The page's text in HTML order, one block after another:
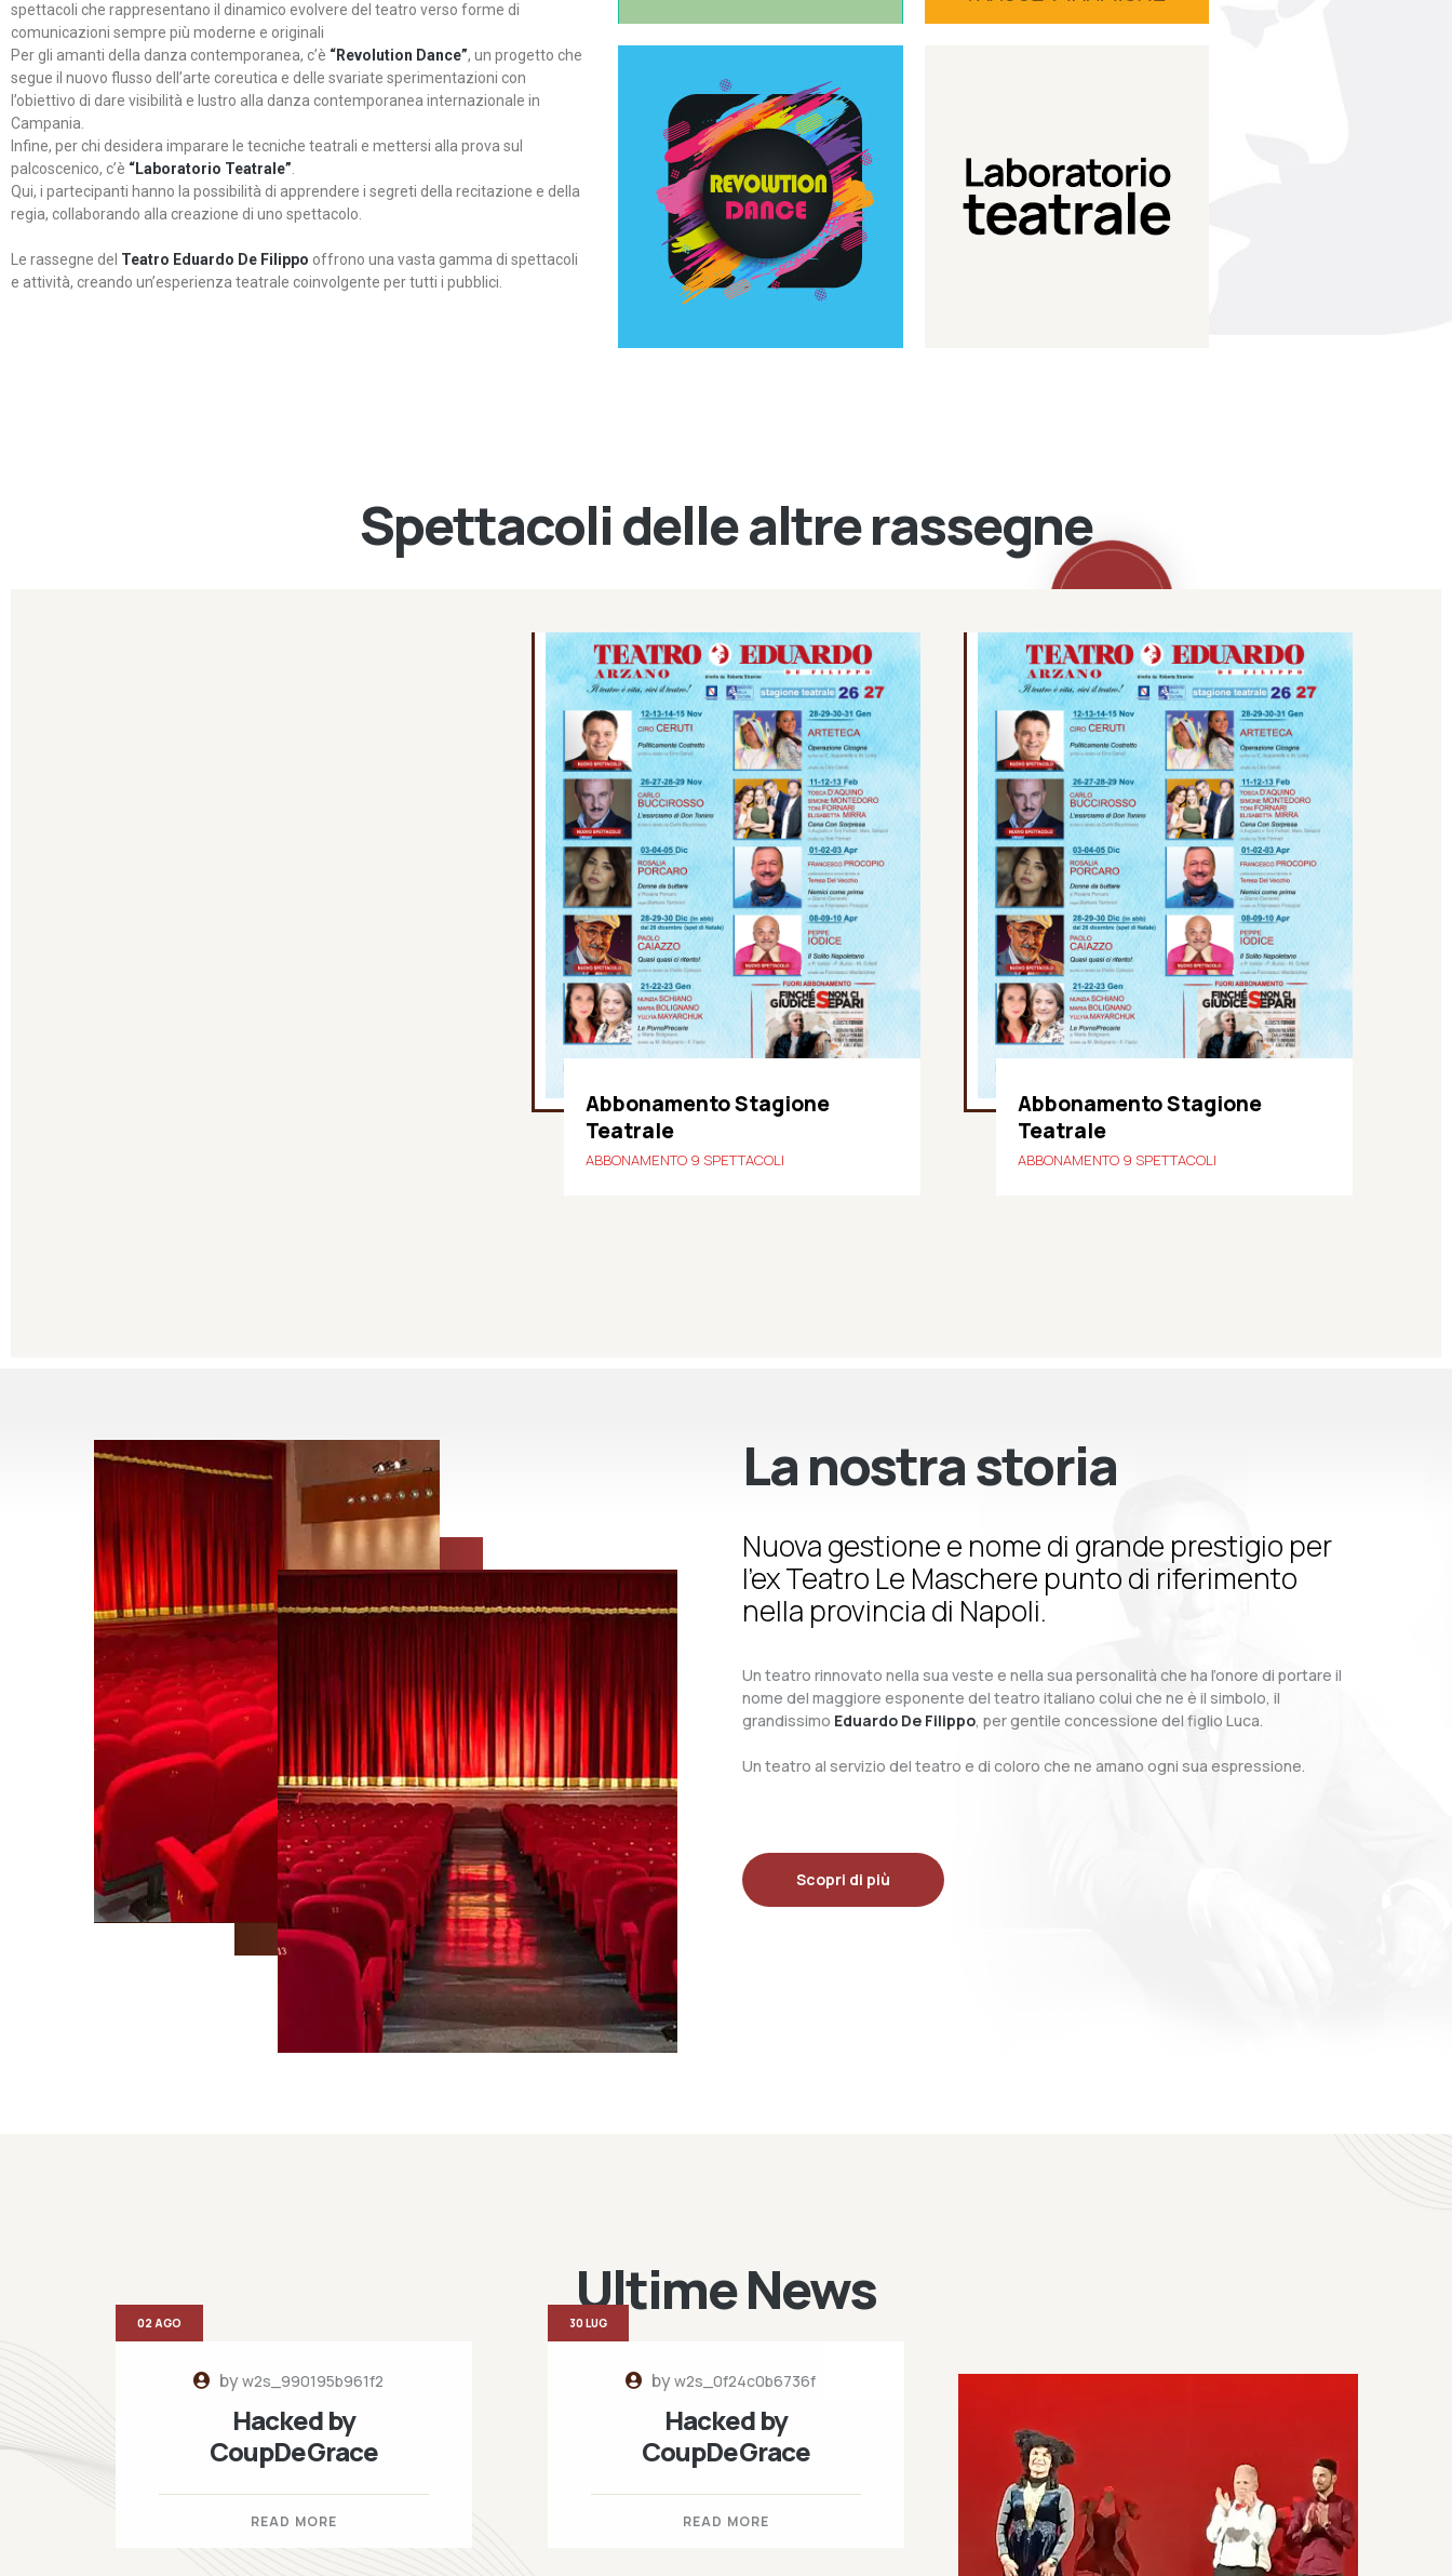
spettacoli che rappresentano il dinamico evolvere del teatro verso forme di
comunicazioni sempre più moderne e originali
Per gli amanti della danza contemporanea, c’è “Revolution Dance”, un progetto che
segue il nuovo flusso dell’arte coreutica e delle svariate sperimentazioni con
l’obiettivo di dare visibilità e lustro alla danza contemporanea internazionale in
Campania.
Infine, per chi desidera imparare le tecniche teatrali e mettersi alla prova sul
palcoscenico, c’è “Laboratorio Teatrale”
Qui, i partecipanti hanno la possibilità di apprendere i segreti della recitazione e della
regia, collaborando alla creazione di uno spettacolo.
Le rassegne del Teatro Eduardo De Filippo offrono una vasta gamma di spettacoli
e attività, creando un’esperienza teatrale coinvolgente per tutti i pubblici.
Revolution Dance
Rassegna di danza
contemporanea – I Edizione
Continua
Laboratorio di teatro del
Teatro Eduardo de Filippo
Spettacoli delle altre rassegne
Abbonamento Stagione
Teatrale
ABBONAMENTO 9 SPETTACOLI
Abbonamento Stagione
Teatrale
ABBONAMENTO 9 SPETTACOLI
La nostra storia
Nuova gestione e nome di grande prestigio per
l’ex Teatro Le Maschere punto di riferimento
nella provincia di Napoli.
Un teatro rinnovato nella sua veste e nella sua personalità che ha l’onore di portare il
nome del maggiore esponente del teatro italiano colui che ne è il simbolo, il
grandissimo Eduardo De Filippo, per gentile concessione del figlio Luca.
Un teatro al servizio del teatro e di coloro che ne amano ogni sua espressione.
Scopri di più
Ultime News
byw2s_990195b961f2
Hacked by
CoupDeGrace
READ MORE
02 AGO
byw2s_0f24c0b6736f
Hacked by
CoupDeGrace
READ MORE
30 LUG